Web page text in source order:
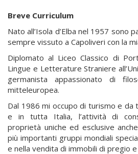
Breve Curriculum
Nato all’Isola d’Elba nel 1957 sono
sempre vissuto a Capoliveri con la
Diplomato al Liceo Classico di
Lingue e Letterature Straniere
germanista appassionato di
mitteleuropea.
Dal 1986 mi occupo di turismo e da
e in tutta Italia, l’attività di
proprietà uniche ed esclusive
più importanti gruppi mondiali
e nella vendita di immobili di pregio